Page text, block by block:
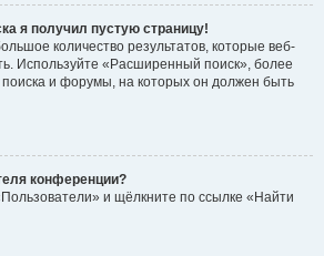
я получил пустую страницу!
количество результатов, которые веб-
Используйте «Расширенный поиск», более
поиска и форумы, на которых он должен быть
конференции?
и щёлкните по ссылке «Найти